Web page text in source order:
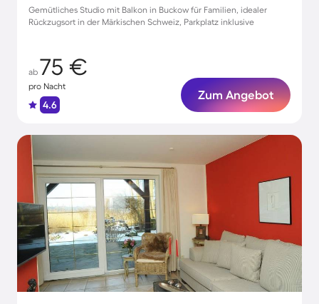
Gemütliches Studio mit Balkon in Buckow für Familien, idealer
Rückzugsort in der Märkischen Schweiz, Parkplatz inklusive
ab 75 €
pro Nacht
4.6
Zum Angebot